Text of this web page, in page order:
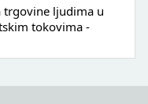
trgovine ljudima u
tokovima -